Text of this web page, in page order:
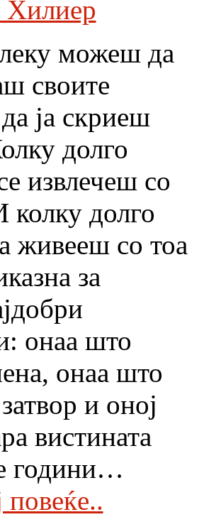
можеш да
своите
ја скриеш
долго
извлечеш со
колку долго
живееш со тоa
за
онаа што
онаа што
и оној
вистината
години…
повеќе..